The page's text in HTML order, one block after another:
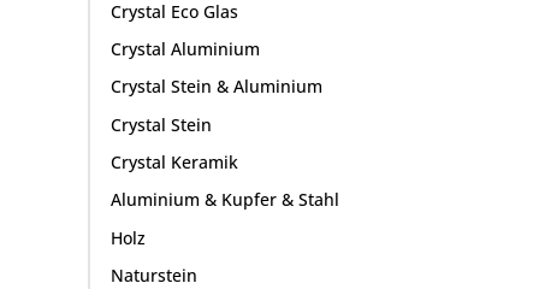
Crystal Eco Glas
Crystal Aluminium
Crystal Stein & Aluminium
Crystal Stein
Crystal Keramik
Aluminium & Kupfer & Stahl
Holz
Naturstein